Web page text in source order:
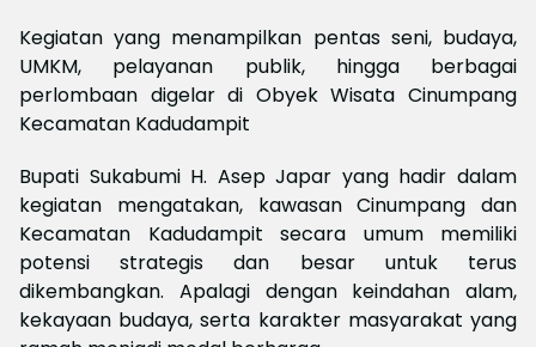
Kegiatan yang menampilkan pentas seni, budaya,
UMKM, pelayanan publik, hingga berbagai
perlombaan digelar di Obyek Wisata Cinumpang
Kecamatan Kadudampit
Bupati Sukabumi H. Asep Japar yang hadir dalam
kegiatan mengatakan, kawasan Cinumpang dan
Kecamatan Kadudampit secara umum memiliki
potensi strategis dan besar untuk terus
dikembangkan. Apalagi dengan keindahan alam,
kekayaan budaya, serta karakter masyarakat yang